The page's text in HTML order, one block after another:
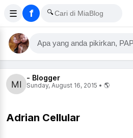
☰ f 🔍
Apa yang anda pikirkan,
- Blogger
Sunday, August 16, 2015 • 🌎
Adrian Cellular